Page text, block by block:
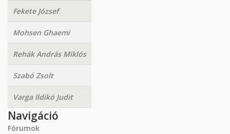
Fekete József
Mohsen Ghaemi
Rehák András Miklós
Szabó Zsolt
Varga Ildikó Judit
Navigáció
Fórumok